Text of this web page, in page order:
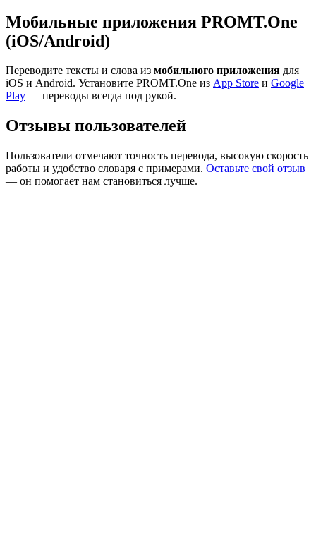
Мобильные приложения PROMT.One
(iOS/Android)
Переводите тексты и слова из мобильного приложения для
iOS и Android. Установите PROMT.One из App Store и Google
Play — переводы всегда под рукой.
Отзывы пользователей
Пользователи отмечают точность перевода, высокую скорость
работы и удобство словаря с примерами. Оставьте свой отзыв
— он помогает нам становиться лучше.